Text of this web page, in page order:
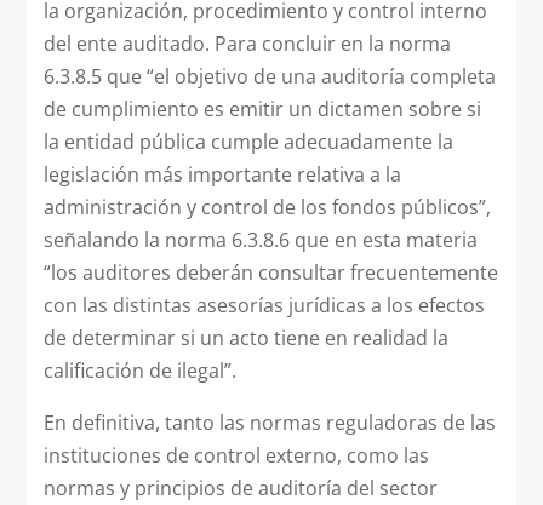
la organización, procedimiento y control interno
del ente auditado. Para concluir en la norma
6.3.8.5 que “el objetivo de una auditoría completa
de cumplimiento es emitir un dictamen sobre si
la entidad pública cumple adecuadamente la
legislación más importante relativa a la
administración y control de los fondos públicos”,
señalando la norma 6.3.8.6 que en esta materia
“los auditores deberán consultar frecuentemente
con las distintas asesorías jurídicas a los efectos
de determinar si un acto tiene en realidad la
calificación de ilegal”.
En definitiva, tanto las normas reguladoras de las
instituciones de control externo, como las
normas y principios de auditoría del sector